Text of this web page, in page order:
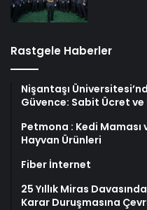
Rastgele Haberler
Nişantaşı
Güvence: Sabit Ücret ve
Petmona : Kedi Maması
Hayvan Ürünleri
Fiber İnternet
25 Yıllık Miras
Karar Duruşmasına